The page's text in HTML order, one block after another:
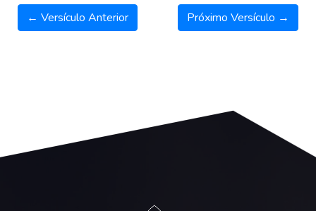
← Versículo Anterior Próximo Versículo →